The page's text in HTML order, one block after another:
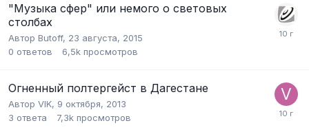
"Музыка сфер" или немого о световых
столбах
Автор Butoff, 23 августа, 2015
0 ответов 6,5k просмотров
Огненный полтергейст в Дагестане
Автор VIK, 9 октября, 2013
3 ответа 7,3k просмотров